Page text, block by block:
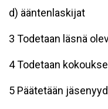
d) ääntenlaskijat
3 Todetaan läsnä
4 Todetaan
5 Päätetään